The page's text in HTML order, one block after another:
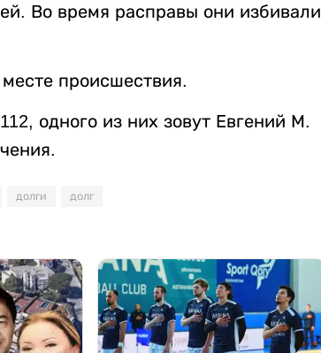
Во время расправы они избивали
происшествия.
одного из них зовут Евгений М.
долги долг